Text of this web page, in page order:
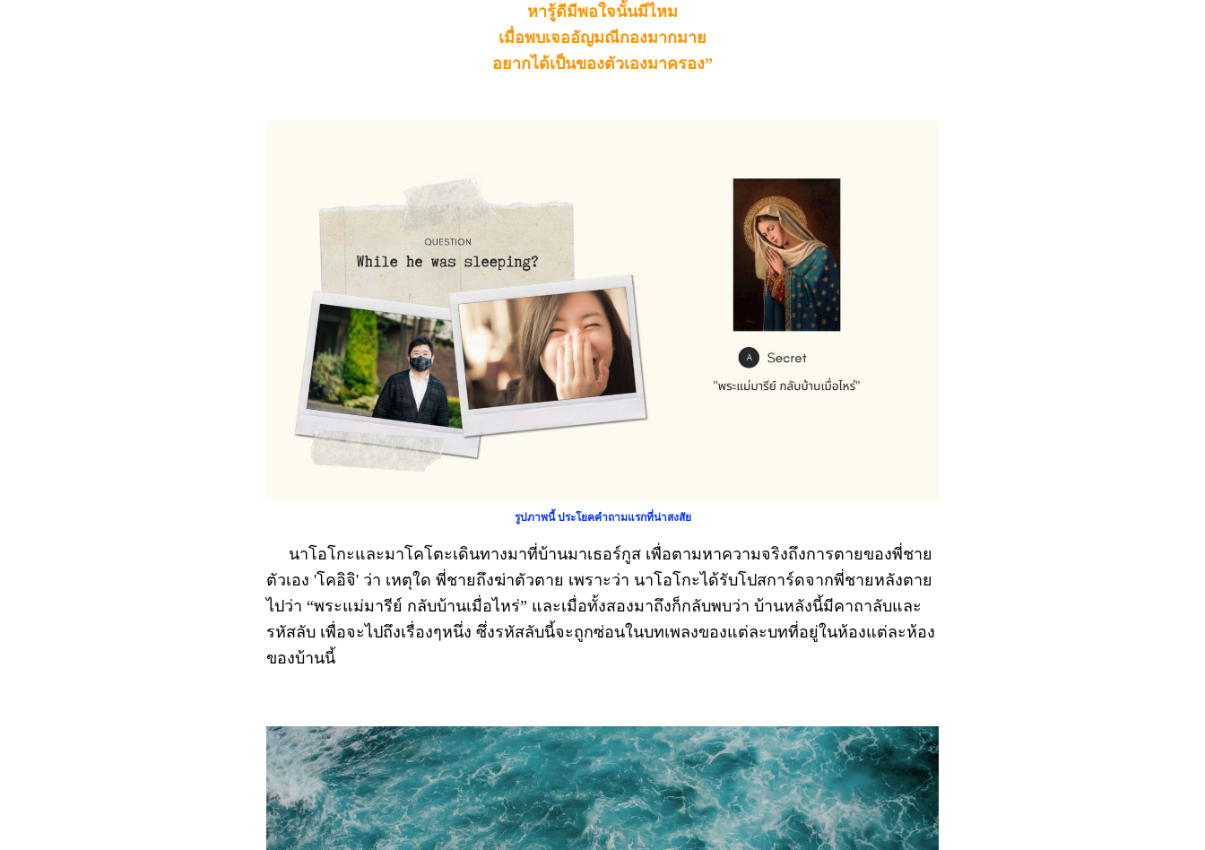
หารู้ดีมีพอใจนั้นมีไหม
เมื่อพบเจออัญมณีกองมากมาย
อยากได้เป็นของตัวเองมาครอง”
รูปภาพนี้ ประโยคคำถามแรกที่น่าสงสัย
นาโอโกะและมาโคโตะเดินทางมาที่บ้านมาเธอร์กูส เพื่อตามหาความจริงถึงการตายของพี่ชาย
ตัวเอง 'โคอิจิ' ว่า เหตุใด พี่ชายถึงฆ่าตัวตาย เพราะว่า นาโอโกะได้รับโปสการ์ดจากพี่ชายหลังตาย
ไปว่า “พระแม่มารีย์ กลับบ้านเมื่อไหร่” และเมื่อทั้งสองมาถึงก็กลับพบว่า บ้านหลังนี้มีคาถาลับและ
รหัสลับ เพื่อจะไปถึงเรื่องๆหนึ่ง ซึ่งรหัสลับนี้จะถูกซ่อนในบทเพลงของแต่ละบทที่อยู่ในห้องแต่ละห้อง
ของบ้านนี้